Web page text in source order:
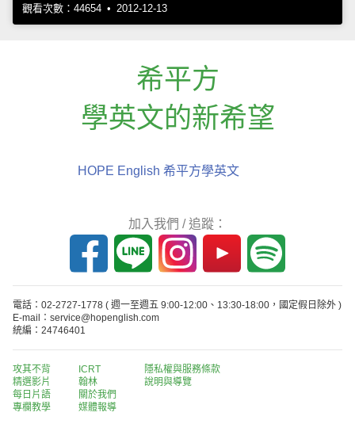
觀看次數：44654 • 2012-12-13
希平方
學英文的新希望
HOPE English 希平方學英文
加入我們 / 追蹤：
電話：02-2727-1778 ( 週一至週五 9:00-12:00、13:30-18:00，國定假日除外 )
E-mail：service@hopenglish.com
統編：24746401
攻其不背
精選影片
每日片語
專欄教學
ICRT
翰林
關於我們
媒體報導
隱私權與服務條款
說明與導覽